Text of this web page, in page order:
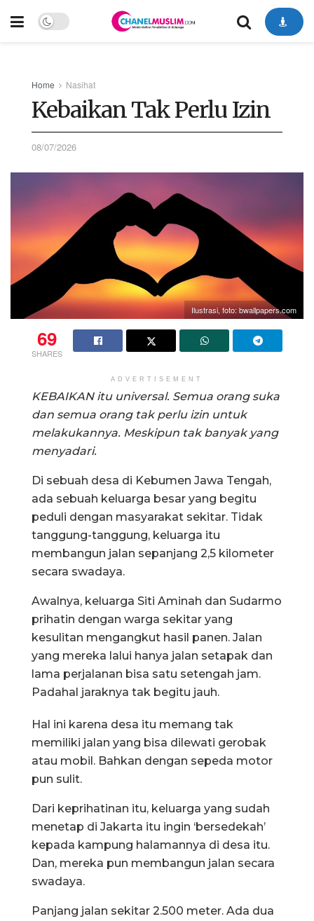
Home Nasihat
Kebaikan Tak Perlu Izin
08/07/2026
Ilustrasi, foto: bwallpapers.com
69
SHARES
ADVERTISEMENT
KEBAIKAN itu universal. Semua orang suka
dan semua orang tak perlu izin untuk
melakukannya. Meskipun tak banyak yang
menyadari.
Di sebuah desa di Kebumen Jawa Tengah,
ada sebuah keluarga besar yang begitu
peduli dengan masyarakat sekitar. Tidak
tanggung-tanggung, keluarga itu
membangun jalan sepanjang 2,5 kilometer
secara swadaya.
Awalnya, keluarga Siti Aminah dan Sudarmo
prihatin dengan warga sekitar yang
kesulitan mengangkut hasil panen. Jalan
yang mereka lalui hanya jalan setapak dan
lama perjalanan bisa satu setengah jam.
Padahal jaraknya tak begitu jauh.
Hal ini karena desa itu memang tak
memiliki jalan yang bisa dilewati gerobak
atau mobil. Bahkan dengan sepeda motor
pun sulit.
Dari keprihatinan itu, keluarga yang sudah
menetap di Jakarta itu ingin ‘bersedekah’
kepada kampung halamannya di desa itu.
Dan, mereka pun membangun jalan secara
swadaya.
Panjang jalan sekitar 2.500 meter. Ada dua